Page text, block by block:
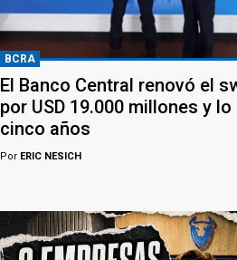
BCRA
El Banco Central renovó el
por USD 19.000 millones y
cinco años
Por ERIC NESICH